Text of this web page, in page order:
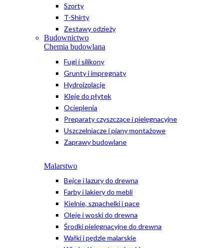
Szorty
T-Shirty
Zestawy odzieży
Budownictwo
Chemia budowlana
Fugi i silikony
Grunty i impregnaty
Hydroizolacje
Kleje do płytek
Ocieplenia
Preparaty czyszczące i pielęgnacyjne
Uszczelniacze i piany montażowe
Zaprawy budowlane
Malarstwo
Bejce i lazury do drewna
Farby i lakiery do mebli
Kielnie, szpachelki i pace
Oleje i woski do drewna
Środki pielęgnacyjne do drewna
Wałki i pędzle malarskie